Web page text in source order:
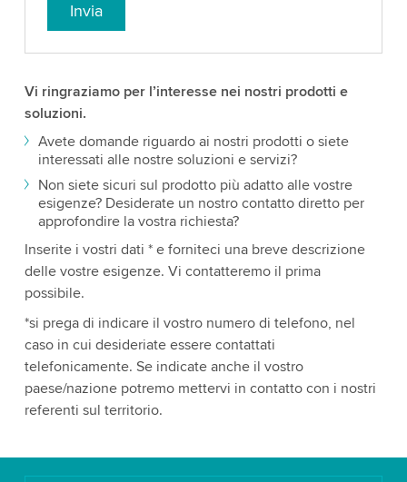
Invia
Vi ringraziamo per l’interesse nei nostri prodotti e
soluzioni.
Avete domande riguardo ai nostri prodotti o siete
interessati alle nostre soluzioni e servizi?
Non siete sicuri sul prodotto più adatto alle vostre
esigenze? Desiderate un nostro contatto diretto per
approfondire la vostra richiesta?
Inserite i vostri dati * e forniteci una breve descrizione
delle vostre esigenze. Vi contatteremo il prima
possibile.
*si prega di indicare il vostro numero di telefono, nel
caso in cui desideriate essere contattati
telefonicamente. Se indicate anche il vostro
paese/nazione potremo mettervi in contatto con i nostri
referenti sul territorio.